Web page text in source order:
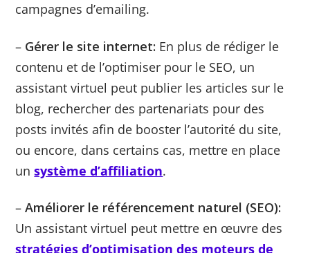
campagnes d’emailing.
– Gérer le site internet: En plus de rédiger le
contenu et de l’optimiser pour le SEO, un
assistant virtuel peut publier les articles sur le
blog, rechercher des partenariats pour des
posts invités afin de booster l’autorité du site,
ou encore, dans certains cas, mettre en place
unsystème d’affiliation.
–Améliorer le référencement naturel (SEO):
Un assistant virtuel peut mettre en œuvre des
stratégies d’optimisation des moteurs de